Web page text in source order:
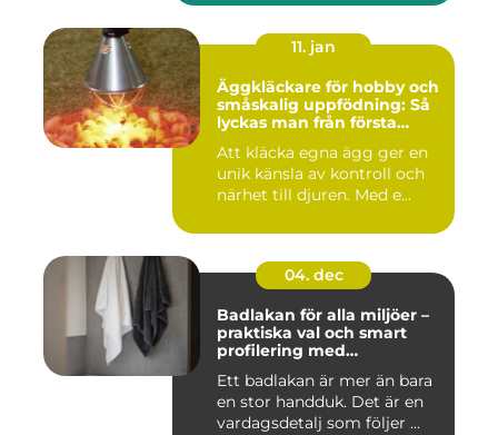
11. jan
Äggkläckare för hobby och
småskalig uppfödning: Så
lyckas man från första
Att kläcka egna ägg ger en
unik känsla av kontroll och
närhet till djuren. Med e...
04. dec
Badlakan för alla miljöer –
praktiska val och smart
profilering med
Ett badlakan är mer än bara
en stor handduk. Det är en
vardagsdetalj som följer ...